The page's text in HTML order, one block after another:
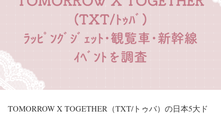
TOMORROW X TOGETHER（TXT/トゥバ）の日本5大ド